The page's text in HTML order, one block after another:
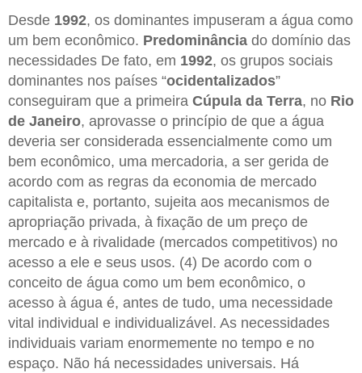
Desde 1992, os dominantes impuseram a água como
um bem econômico. Predominância do domínio das
necessidades De fato, em 1992, os grupos sociais
dominantes nos países “ocidentalizados”
conseguiram que a primeira Cúpula da Terra, no Rio
de Janeiro, aprovasse o princípio de que a água
deveria ser considerada essencialmente como um
bem econômico, uma mercadoria, a ser gerida de
acordo com as regras da economia de mercado
capitalista e, portanto, sujeita aos mecanismos de
apropriação privada, à fixação de um preço de
mercado e à rivalidade (mercados competitivos) no
acesso a ele e seus usos. (4) De acordo com o
conceito de água como um bem econômico, o
acesso à água é, antes de tudo, uma necessidade
vital individual e individualizável. As necessidades
individuais variam enormemente no tempo e no
espaço. Não há necessidades universais. Há